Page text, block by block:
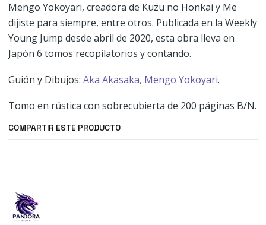
Mengo Yokoyari, creadora de Kuzu no Honkai y Me
dijiste para siempre, entre otros. Publicada en la Weekly
Young Jump desde abril de 2020, esta obra lleva en
Japón 6 tomos recopilatorios y contando.
Guión y Dibujos: Aka Akasaka, Mengo Yokoyari.
Tomo en rústica con sobrecubierta de 200 páginas B/N.
COMPARTIR ESTE PRODUCTO